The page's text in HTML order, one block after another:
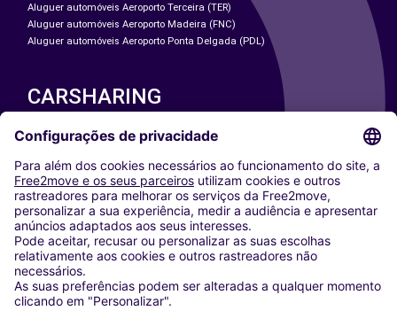
Aluguer automóveis Aeroporto Terceira (TER)
Aluguer automóveis Aeroporto Madeira (FNC)
Aluguer automóveis Aeroporto Ponta Delgada (PDL)
CARSHARING
NOSSAS CIDADES
Washington DC
Milan
Rome
Turin
Vienna
Berlin
Cologne
Dusseldorf
Frankfurt